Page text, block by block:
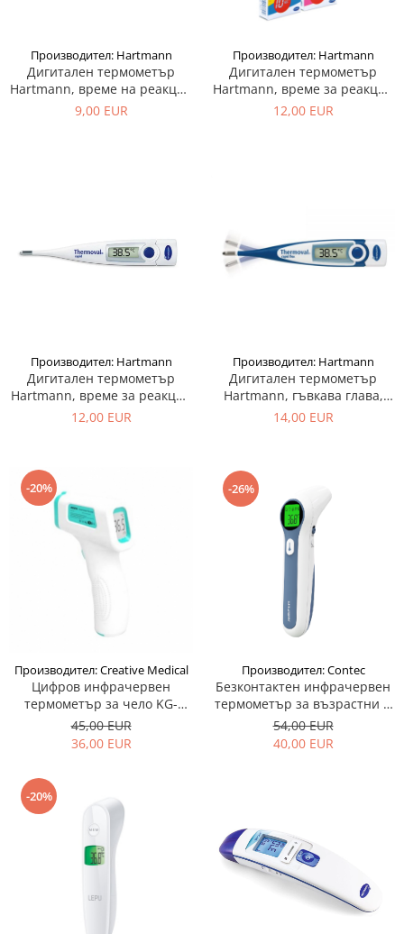
Назални канюли
Овлажняващи купи
Удължаващи маркучи
Производител: Hartmann
Дигитален термометър
Hartmann, време на реакция
60 s - Thermoval Standard
9,00 EUR
Производител: Hartmann
Дигитален термометър
Hartmann, време за реакция
10 s - Thermoval Kids
12,00 EUR
Производител: Hartmann
Дигитален термометър
Hartmann, време за реакция
10 s - Thermoval Rapid
12,00 EUR
Производител: Hartmann
Дигитален термометър
Hartmann, гъвкава глава,
време за реакция 10 секунди
14,00 EUR
-20%
Производител: Creative Medical
Цифров инфрачервен
термометър за чело KG-
TM10
45,00 EUR
36,00 EUR
-26%
Производител: Contec
Безконтактен инфрачервен
термометър за възрастни и
деца - джъмпер с два
режима
54,00 EUR
40,00 EUR
-20%